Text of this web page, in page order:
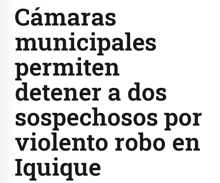
Cámaras
municipales
permiten
detener a dos
sospechosos por
violento robo en
Iquique